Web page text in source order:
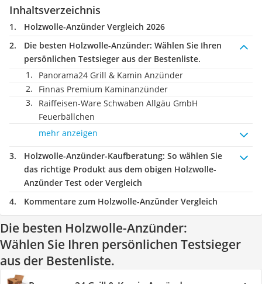
Inhaltsverzeichnis
Holzwolle-Anzünder Vergleich 2026
Die besten Holzwolle-Anzünder: Wählen Sie Ihren
persönlichen Testsieger aus der Bestenliste.
Panorama24 Grill & Kamin Anzünder
Finnas Premium Kaminanzünder
Raiffeisen-Ware Schwaben Allgäu GmbH
Feuerbällchen
mehr anzeigen
Holzwolle-Anzünder-Kaufberatung: So wählen Sie
das richtige Produkt aus dem obigen Holzwolle-
Anzünder Test oder Vergleich
Kommentare zum Holzwolle-Anzünder Vergleich
Die besten Holzwolle-Anzünder:
Wählen Sie Ihren persönlichen Testsieger
aus der Bestenliste.